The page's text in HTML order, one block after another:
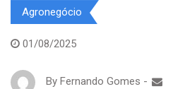
Agronegócio
01/08/2025
By Fernando Gomes -